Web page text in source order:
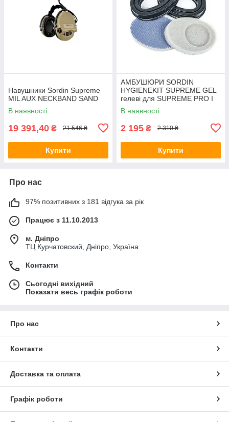
Навушники Sordin Supreme
MIL AUX NECKBAND SAND
В наявності
19 391,40 ₴ 21 546 ₴
Купити
АМБУШЮРИ SORDIN
HYGIENEKIT SUPREME GEL
гелеві для SUPREME PRO І
SUPREME PRO X
В наявності
2 195 ₴ 2 310 ₴
Купити
Про нас
97% позитивних з 181 відгука за рік
Працює з 11.10.2013
м. Дніпро
ТЦ Курчатовский, Дніпро, Україна
Контакти
Сьогодні вихідний
Показати весь графік роботи
Про нас
Контакти
Доставка та оплата
Графік роботи